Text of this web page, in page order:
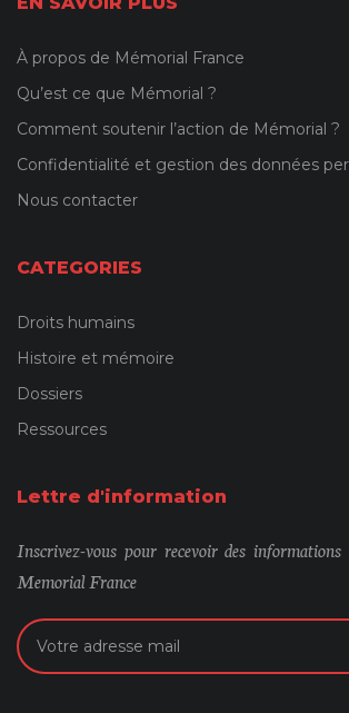
À propos de Mémorial France
Qu’est ce que Mémorial ?
Comment soutenir l’action de Mémorial ?
Confidentialité et gestion des données
Nous contacter
CATEGORIES
Droits humains
Histoire et mémoire
Dossiers
Ressources
Lettre d'information
Inscrivez-vous pour recevoir des
Memorial France